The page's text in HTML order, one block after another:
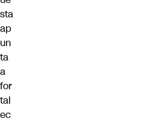
sta
ap
un
ta
a
for
tal
ec